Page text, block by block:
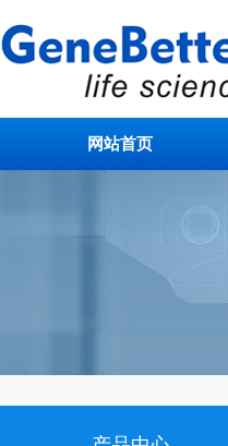
网站首页